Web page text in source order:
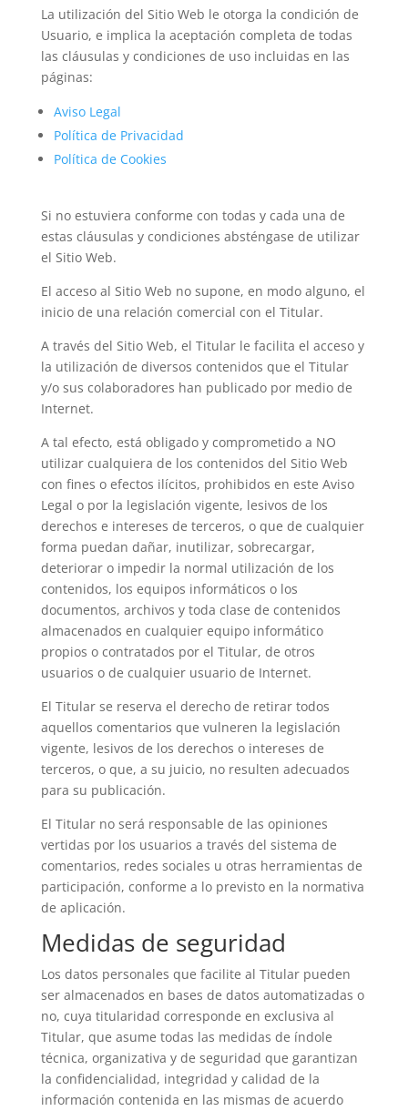
La utilización del Sitio Web le otorga la condición de
Usuario, e implica la aceptación completa de todas
las cláusulas y condiciones de uso incluidas en las
páginas:
Aviso Legal
Política de Privacidad
Política de Cookies
Si no estuviera conforme con todas y cada una de
estas cláusulas y condiciones absténgase de utilizar
el Sitio Web.
El acceso al Sitio Web no supone, en modo alguno, el
inicio de una relación comercial con el Titular.
A través del Sitio Web, el Titular le facilita el acceso y
la utilización de diversos contenidos que el Titular
y/o sus colaboradores han publicado por medio de
Internet.
A tal efecto, está obligado y comprometido a NO
utilizar cualquiera de los contenidos del Sitio Web
con fines o efectos ilícitos, prohibidos en este Aviso
Legal o por la legislación vigente, lesivos de los
derechos e intereses de terceros, o que de cualquier
forma puedan dañar, inutilizar, sobrecargar,
deteriorar o impedir la normal utilización de los
contenidos, los equipos informáticos o los
documentos, archivos y toda clase de contenidos
almacenados en cualquier equipo informático
propios o contratados por el Titular, de otros
usuarios o de cualquier usuario de Internet.
El Titular se reserva el derecho de retirar todos
aquellos comentarios que vulneren la legislación
vigente, lesivos de los derechos o intereses de
terceros, o que, a su juicio, no resulten adecuados
para su publicación.
El Titular no será responsable de las opiniones
vertidas por los usuarios a través del sistema de
comentarios, redes sociales u otras herramientas de
participación, conforme a lo previsto en la normativa
de aplicación.
Medidas de seguridad
Los datos personales que facilite al Titular pueden
ser almacenados en bases de datos automatizadas o
no, cuya titularidad corresponde en exclusiva al
Titular, que asume todas las medidas de índole
técnica, organizativa y de seguridad que garantizan
la confidencialidad, integridad y calidad de la
información contenida en las mismas de acuerdo